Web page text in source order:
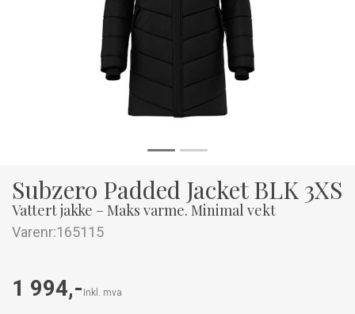
Subzero Padded Jacket BLK 3XS
Vattert jakke – Maks varme. Minimal vekt
Varenr:165115
1 994,- Inkl. mva